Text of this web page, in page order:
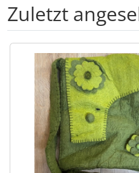
Zuletzt
Es folgt ein Produktslider -